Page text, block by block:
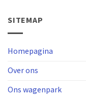
SITEMAP
Homepagina
Over ons
Ons wagenpark